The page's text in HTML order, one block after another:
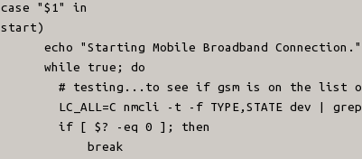
case "$1" in
start)
echo "Starting Mobile Broadband Connection."
while true; do
# testing...to see if gsm is on the list of
LC_ALL=C nmcli -t -f TYPE,STATE dev | grep
if [ $? -eq 0 ]; then
break